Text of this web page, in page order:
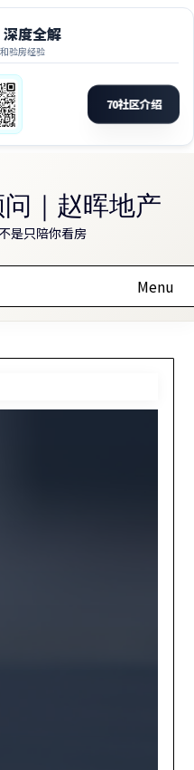
｜赵晖地产
是只陪你看房
Menu